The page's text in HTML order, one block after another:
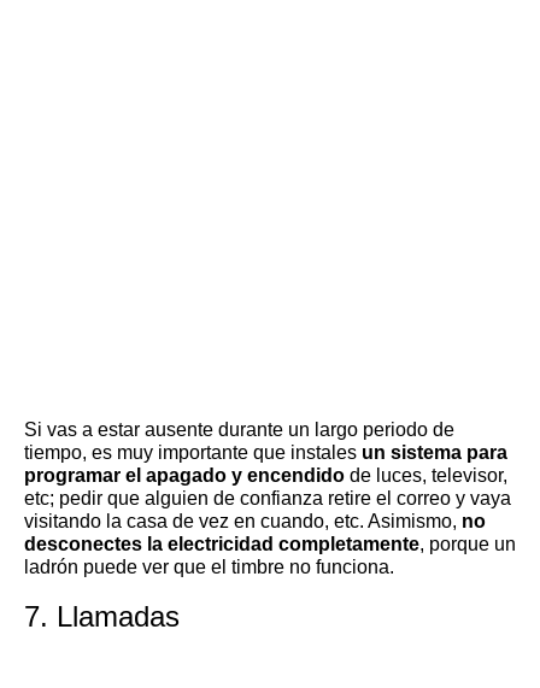
Si vas a estar ausente durante un largo periodo de
tiempo, es muy importante que instales un sistema para
programar el apagado y encendido de luces, televisor,
etc; pedir que alguien de confianza retire el correo y vaya
visitando la casa de vez en cuando, etc. Asimismo, no
desconectes la electricidad completamente, porque un
ladrón puede ver que el timbre no funciona.
7. Llamadas